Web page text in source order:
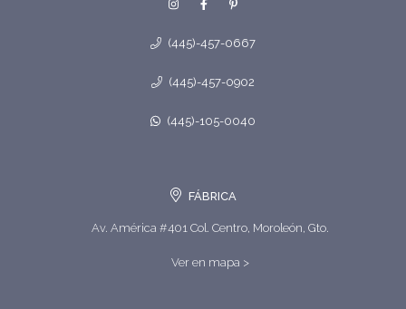
(445)-457-0667
(445)-457-0902
(445)-105-0040
FÁBRICA
Av. América #401 Col. Centro, Moroleón, Gto.
Ver en mapa >